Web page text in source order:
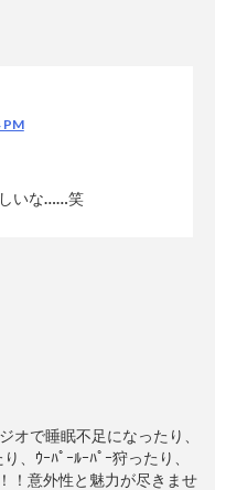
PM
いな……笑
オで睡眠不足になったり、
、ｳｰﾊﾟｰﾙｰﾊﾟｰ狩ったり、
！意外性と魅力が尽きませ